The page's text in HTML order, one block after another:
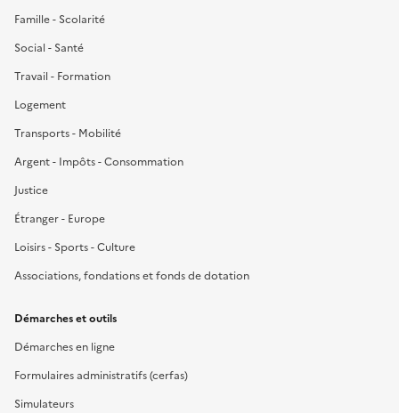
Famille - Scolarité
Social - Santé
Travail - Formation
Logement
Transports - Mobilité
Argent - Impôts - Consommation
Justice
Étranger - Europe
Loisirs - Sports - Culture
Associations, fondations et fonds de dotation
Démarches et outils
Démarches en ligne
Formulaires administratifs (cerfas)
Simulateurs